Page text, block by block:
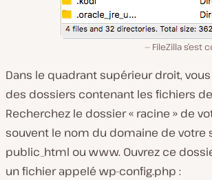
FileZilla
Dans le quadrant supérieur droit,
des dossiers contenant les fichiers
Recherchez le dossier « racine » de
souvent le nom du domaine de votre
public_html ou www. Ouvrez ce
un fichier appelé wp-config.php :